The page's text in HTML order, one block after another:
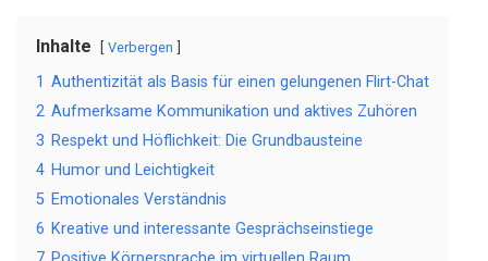
Inhalte Verbergen
1 Authentizität als Basis für einen gelungenen Flirt-Chat
2 Aufmerksame Kommunikation und aktives Zuhören
3 Respekt und Höflichkeit: Die Grundbausteine
4 Humor und Leichtigkeit
5 Emotionales Verständnis
6 Kreative und interessante Gesprächseinstiege